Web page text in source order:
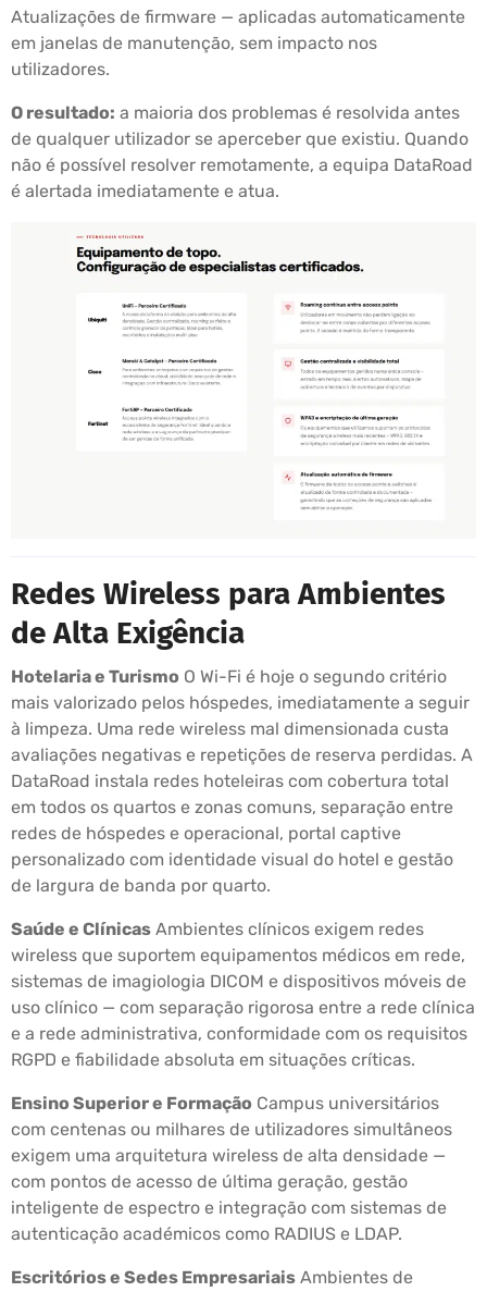
Atualizações de firmware — aplicadas automaticamente
em janelas de manutenção, sem impacto nos
utilizadores.
O resultado: a maioria dos problemas é resolvida antes
de qualquer utilizador se aperceber que existiu. Quando
não é possível resolver remotamente, a equipa DataRoad
é alertada imediatamente e atua.
Redes Wireless para Ambientes
de Alta Exigência
Hotelaria e Turismo O Wi-Fi é hoje o segundo critério
mais valorizado pelos hóspedes, imediatamente a seguir
à limpeza. Uma rede wireless mal dimensionada custa
avaliações negativas e repetições de reserva perdidas. A
DataRoad instala redes hoteleiras com cobertura total
em todos os quartos e zonas comuns, separação entre
redes de hóspedes e operacional, portal captive
personalizado com identidade visual do hotel e gestão
de largura de banda por quarto.
Saúde e Clínicas Ambientes clínicos exigem redes
wireless que suportem equipamentos médicos em rede,
sistemas de imagiologia DICOM e dispositivos móveis de
uso clínico — com separação rigorosa entre a rede clínica
e a rede administrativa, conformidade com os requisitos
RGPD e fiabilidade absoluta em situações críticas.
Ensino Superior e Formação Campus universitários
com centenas ou milhares de utilizadores simultâneos
exigem uma arquitetura wireless de alta densidade —
com pontos de acesso de última geração, gestão
inteligente de espectro e integração com sistemas de
autenticação académicos como RADIUS e LDAP.
Escritórios e Sedes Empresariais Ambientes de